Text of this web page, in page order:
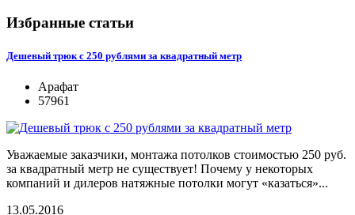
Избранные статьи
Дешевый трюк с 250 рублями за квадратный метр
Арафат
57961
Уважаемые заказчики, монтажа потолков стоимостью 250 руб.
за квадратный метр не существует! Почему у некоторых
компаний и дилеров натяжные потолки могут «казаться»...
13.05.2016